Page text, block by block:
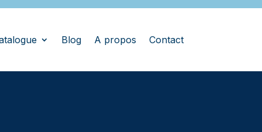
Blog A propos Contact